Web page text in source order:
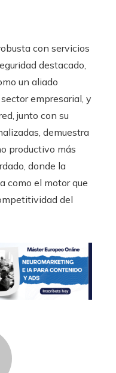
con servicios
destacado,
un aliado
empresarial, y
junto con su
demuestra
productivo más
donde la
como el motor que
del